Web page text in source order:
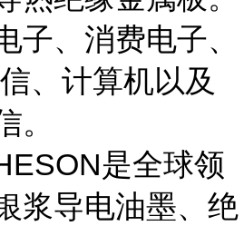
子、消费电子、
、计算机以及
。
是全球领
浆导电油墨、绝